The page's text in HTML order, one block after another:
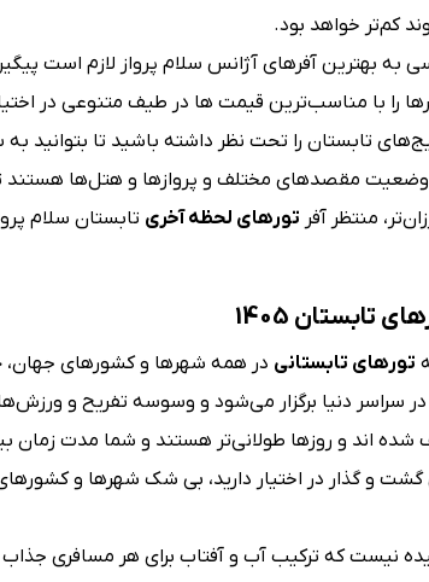
کم‌تر خواهد بود.
به بهترین آفرهای آژانس سلام پرواز لازم است
را با مناسب‌ترین قیمت ها در طیف متنوعی در
تابستان را تحت نظر داشته باشید تا
مقصدهای مختلف و پروازها و هتل‌ها هستند تا
منتظر آفر تورهای لحظه آخری تابستان سلام
تابستان 1405
تورهای تابستانی در همه شهرها و کشورهای جهان،
سراسر دنیا برگزار می‌شود و وسوسه تفریح و
اند و روزها طولانی‌تر هستند و شما مدت زمان
و گذار در اختیار دارید، بی شک شهرها و
نیست که ترکیب آب و آفتاب برای هر مسافری